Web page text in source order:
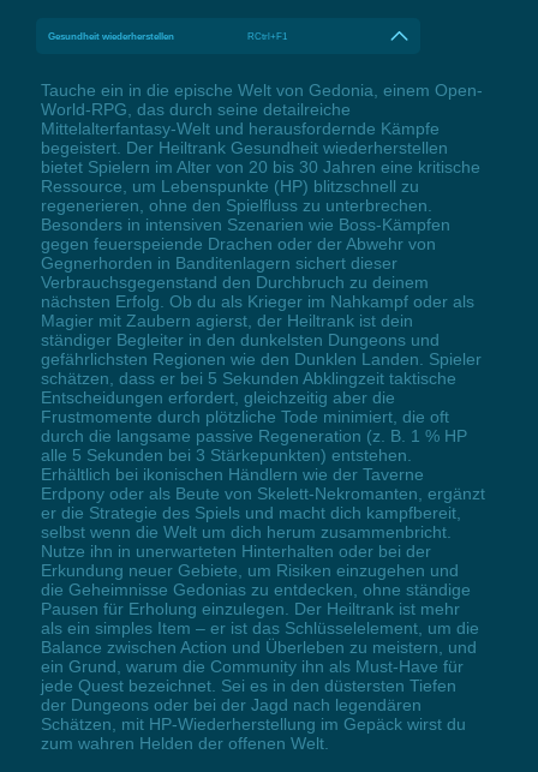
Gesundheit wiederherstellen RCtrl+F1
Tauche ein in die epische Welt von Gedonia, einem Open-
World-RPG, das durch seine detailreiche
Mittelalterfantasy-Welt und herausfordernde Kämpfe
begeistert. Der Heiltrank Gesundheit wiederherstellen
bietet Spielern im Alter von 20 bis 30 Jahren eine kritische
Ressource, um Lebenspunkte (HP) blitzschnell zu
regenerieren, ohne den Spielfluss zu unterbrechen.
Besonders in intensiven Szenarien wie Boss-Kämpfen
gegen feuerspeiende Drachen oder der Abwehr von
Gegnerhorden in Banditenlagern sichert dieser
Verbrauchsgegenstand den Durchbruch zu deinem
nächsten Erfolg. Ob du als Krieger im Nahkampf oder als
Magier mit Zaubern agierst, der Heiltrank ist dein
ständiger Begleiter in den dunkelsten Dungeons und
gefährlichsten Regionen wie den Dunklen Landen. Spieler
schätzen, dass er bei 5 Sekunden Abklingzeit taktische
Entscheidungen erfordert, gleichzeitig aber die
Frustmomente durch plötzliche Tode minimiert, die oft
durch die langsame passive Regeneration (z. B. 1 % HP
alle 5 Sekunden bei 3 Stärkepunkten) entstehen.
Erhältlich bei ikonischen Händlern wie der Taverne
Erdpony oder als Beute von Skelett-Nekromanten, ergänzt
er die Strategie des Spiels und macht dich kampfbereit,
selbst wenn die Welt um dich herum zusammenbricht.
Nutze ihn in unerwarteten Hinterhalten oder bei der
Erkundung neuer Gebiete, um Risiken einzugehen und
die Geheimnisse Gedonias zu entdecken, ohne ständige
Pausen für Erholung einzulegen. Der Heiltrank ist mehr
als ein simples Item – er ist das Schlüsselelement, um die
Balance zwischen Action und Überleben zu meistern, und
ein Grund, warum die Community ihn als Must-Have für
jede Quest bezeichnet. Sei es in den düstersten Tiefen
der Dungeons oder bei der Jagd nach legendären
Schätzen, mit HP-Wiederherstellung im Gepäck wirst du
zum wahren Helden der offenen Welt.